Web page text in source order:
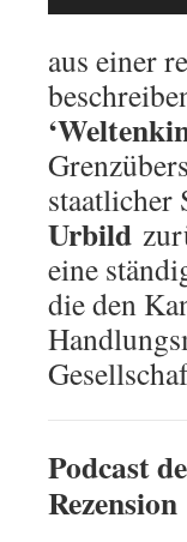
aus einer
staatlicher
Urbild
eine
die den
Podcast
Rezension